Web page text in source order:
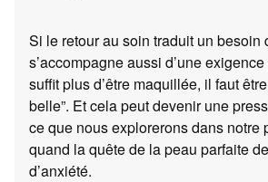
Si le retour au soin traduit un besoin
s’accompagne aussi d’une
suffit plus d’être maquillée, il faut
belle”. Et cela peut devenir une
ce que nous explorerons dans notre
quand la quête de la peau parfaite
d’anxiété.